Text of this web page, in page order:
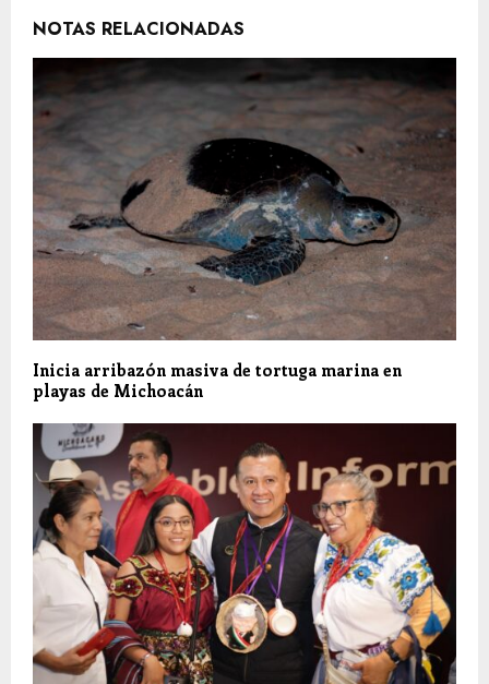
NOTAS RELACIONADAS
Inicia arribazón masiva de tortuga marina en
playas de Michoacán